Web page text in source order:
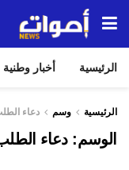
الرئيسية أخبار وطنية
الرئيسية وسم دعاء
الوسم:دعاء